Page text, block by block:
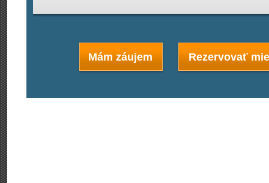
Mám záujem Rezervovať